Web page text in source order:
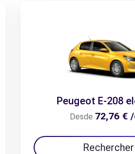
Peugeot E-208
Desde 72,76 €
Rechercher